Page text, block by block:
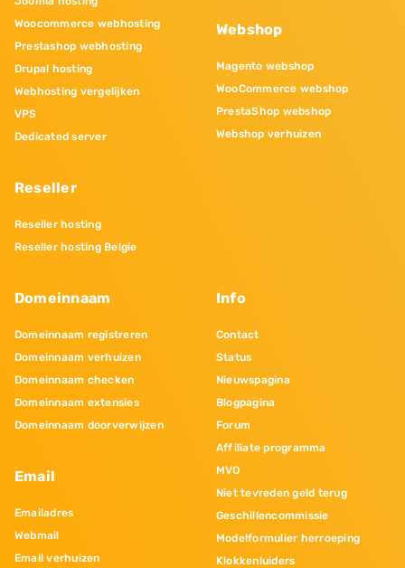
Woocommerce webhosting
Prestashop webhosting
Drupal hosting
Webhosting vergelijken
VPS
Dedicated server
Reseller
Reseller hosting
Reseller hosting Belgie
Webshop
Magento webshop
WooCommerce webshop
PrestaShop webshop
Webshop verhuizen
Domeinnaam
Domeinnaam registreren
Domeinnaam verhuizen
Domeinnaam checken
Domeinnaam extensies
Domeinnaam doorverwijzen
Email
Emailadres
Webmail
Email verhuizen
Info
Contact
Status
Nieuwspagina
Blogpagina
Forum
Affiliate programma
MVO
Niet tevreden geld terug
Geschillencommissie
Modelformulier herroeping
Klokkenluiders